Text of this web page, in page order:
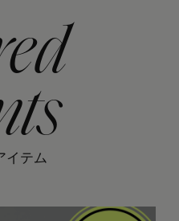
Loop
イテム